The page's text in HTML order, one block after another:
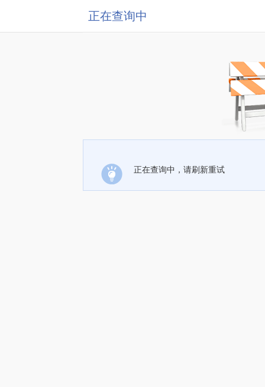
正在查询中
正在查询中，请刷新重试